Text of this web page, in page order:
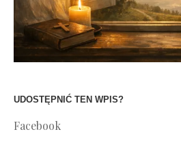
UDOSTĘPNIĆ TEN WPIS?
Facebook